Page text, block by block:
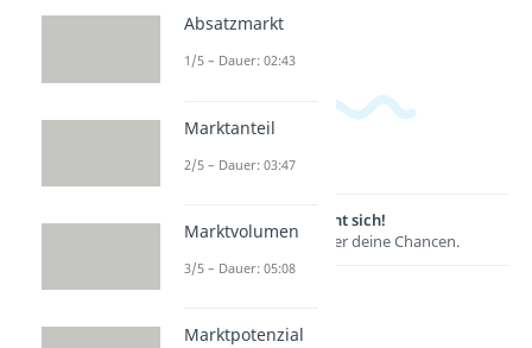
Lernen lohnt sich!
Entdecke hier deine Chancen.
Absatzmarkt
1/5 – Dauer: 02:43
Marktanteil
2/5 – Dauer: 03:47
Marktvolumen
3/5 – Dauer: 05:08
Marktpotenzial